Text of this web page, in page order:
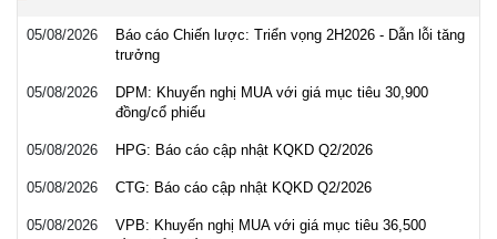
05/08/2026
Báo cáo Chiến lược: Triển vọng 2H2026 - Dẫn lỗi tăng
trưởng
05/08/2026
DPM: Khuyến nghị MUA với giá mục tiêu 30,900
đồng/cổ phiếu
05/08/2026 HPG: Báo cáo cập nhật KQKD Q2/2026
05/08/2026 CTG: Báo cáo cập nhật KQKD Q2/2026
05/08/2026
VPB: Khuyến nghị MUA với giá mục tiêu 36,500